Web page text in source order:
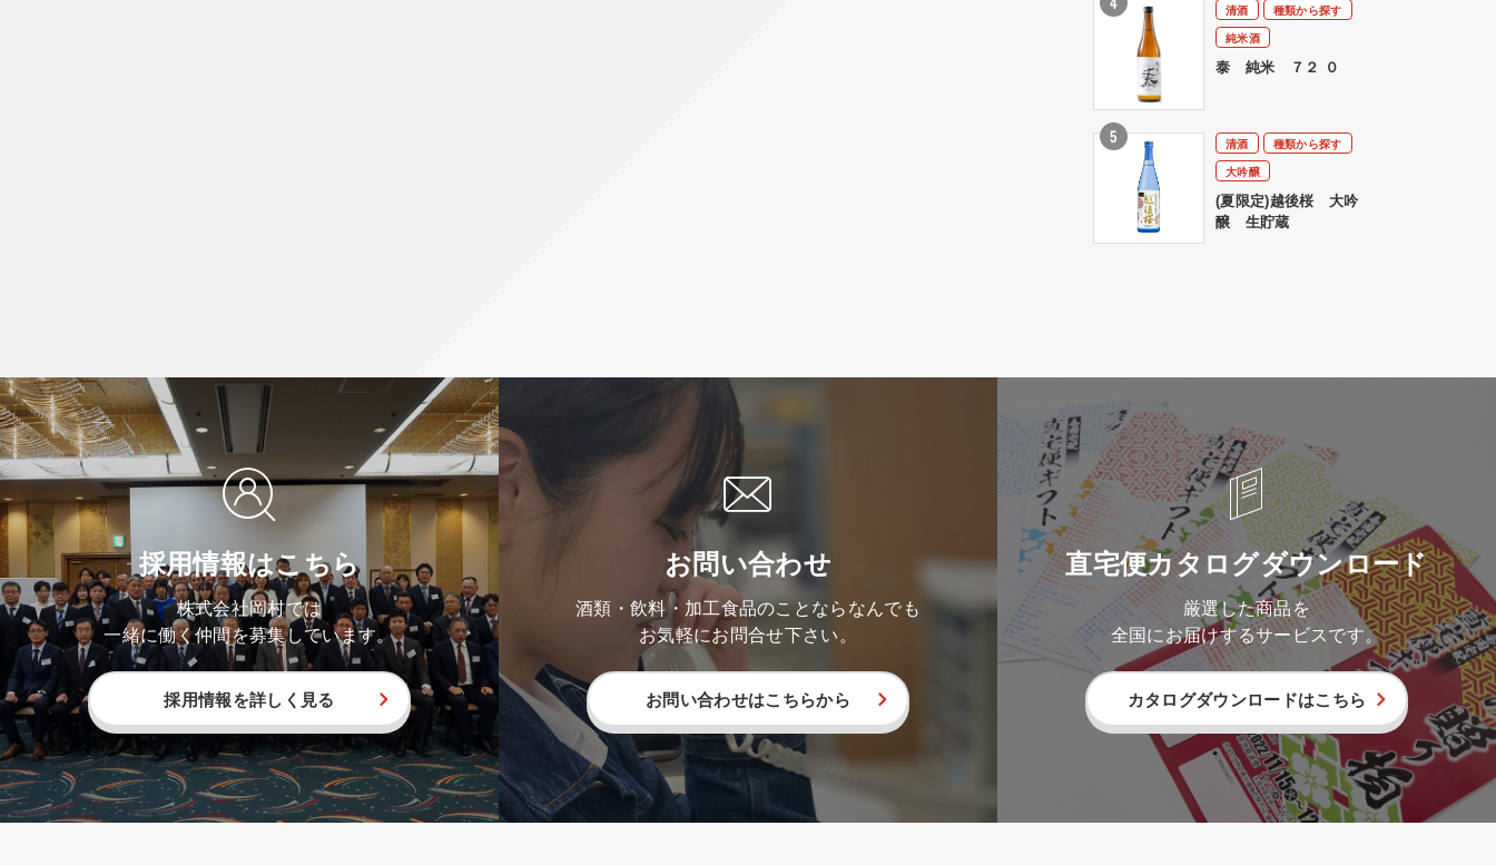
清酒
種類から探す
純米酒
泰 純米 ７２ ０
清酒
種類から探す
大吟醸
(夏限定)越後桜 大吟
醸 生貯蔵
採用情報はこちら
株式会社岡村では
一緒に働く仲間を募集しています。
採用情報を詳しく見る
お問い合わせ
酒類・飲料・加工食品のことならなんでも
お気軽にお問合せ下さい。
お問い合わせはこちらから
直宅便カタログダウンロード
厳選した商品を
全国にお届けするサービスです。
カタログダウンロードはこちら